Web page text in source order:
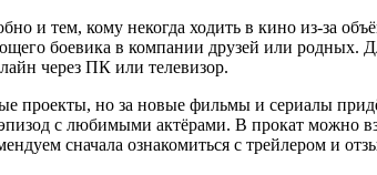
и тем, кому некогда ходить в кино из-за
боевика в компании друзей или родных.
через ПК или телевизор.
но за новые фильмы и сериалы
с любимыми актёрами. В прокат можно
сначала ознакомиться с трейлером и